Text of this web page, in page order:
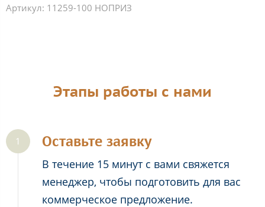
Артикул: 11259-100 НОПРИЗ
Этапы работы с нами
Оставьте заявку
В течение 15 минут с вами свяжется
менеджер, чтобы подготовить для вас
коммерческое предложение.